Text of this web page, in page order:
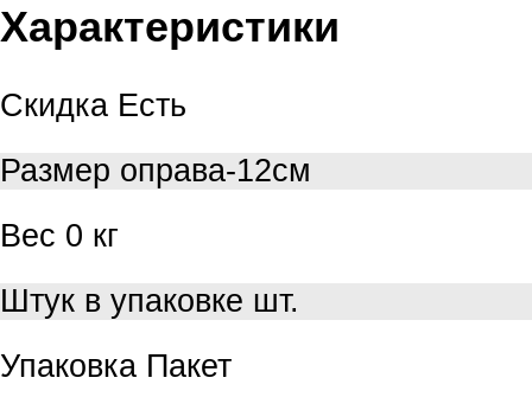
Характеристики
Скидка Есть
Размер оправа-12см
Вес 0 кг
Штук в упаковке шт.
Упаковка Пакет